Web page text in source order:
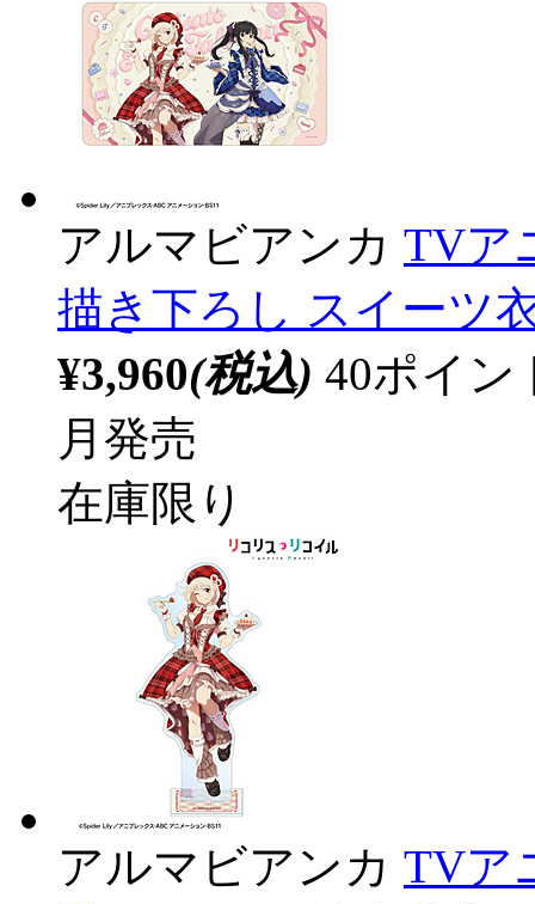
アルマビアンカ TVア
描き下ろし スイーツ
¥3,960(税込) 40ポイ
月発売
在庫限り
アルマビアンカ TVア